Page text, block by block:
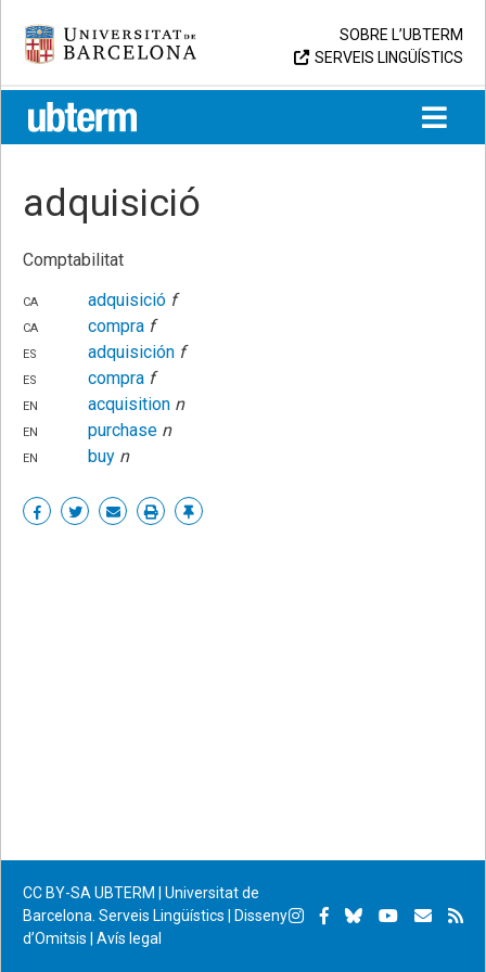
content
Universitat de Barcelona
SOBRE L’UBTERM
SERVEIS LINGÜÍSTICS
UB > UBTERM
adquisició
Comptabilitat
ca
adquisició f
ca
compra f
es
adquisición f
es
compra f
en
acquisition n
en
purchase n
en
buy n
Share ShareSharePrint Enllaç
CC BY-SA UBTERM | Universitat de
Barcelona. Serveis Lingüístics
Disseny
d’Omitsis
Avís legal
Instagram
Facebook
BlueskyYouTube